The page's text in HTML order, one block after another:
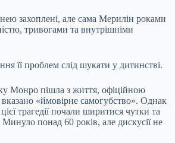
захоплені, але сама Мерилін роками
тривогами та внутрішніми
її проблем слід шукати у дитинстві.
Монро пішла з життя, офіційною
«ймовірне самогубство». Однак
трагедії почали ширитися чутки та
Минуло понад 60 років, але дискусії не